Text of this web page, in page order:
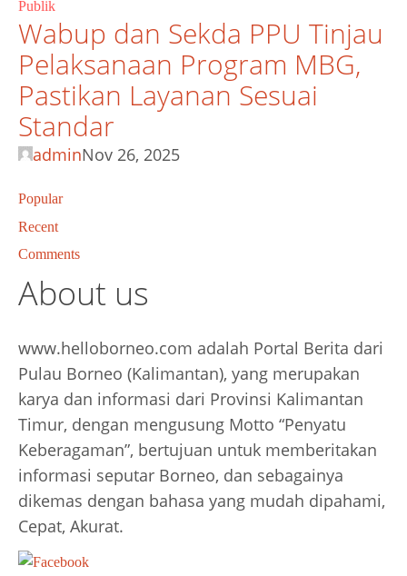
Publik
Wabup dan Sekda PPU Tinjau
Pelaksanaan Program MBG,
Pastikan Layanan Sesuai
Standar
adminNov 26, 2025
Popular
Recent
Comments
About us
www.helloborneo.com adalah Portal Berita dari
Pulau Borneo (Kalimantan), yang merupakan
karya dan informasi dari Provinsi Kalimantan
Timur, dengan mengusung Motto “Penyatu
Keberagaman”, bertujuan untuk memberitakan
informasi seputar Borneo, dan sebagainya
dikemas dengan bahasa yang mudah dipahami,
Cepat, Akurat.